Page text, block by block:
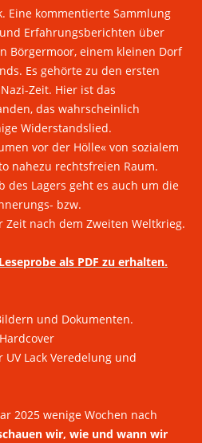
Eine kommentierte Sammlung
Erfahrungsberichten über
Börgermoor, einem kleinen Dorf
Es gehörte zu den ersten
Zeit. Hier ist das
das wahrscheinlich
Widerstandslied.
vor der Hölle« von sozialem
nahezu rechtsfreien Raum.
des Lagers geht es auch um die
bzw.
nach dem Zweiten Weltkrieg.
als PDF zu erhalten.
und Dokumenten.
Lack Veredelung und
2025 wenige Wochen nach
wir, wie und wann wir